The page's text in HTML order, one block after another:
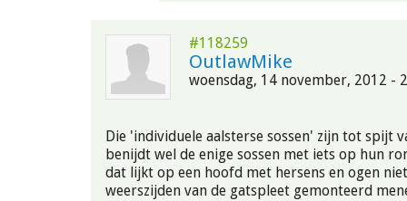
#118259
OutlawMike
woensdag, 14 november, 2012 -
Die 'individuele aalsterse sossen' zijn tot spijt
benijdt wel de enige sossen met iets op hun
dat lijkt op een hoofd met hersens en ogen
weerszijden van de gatspleet gemonteerd